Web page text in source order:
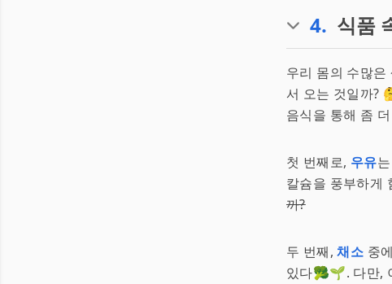
4. 식품
우리 몸의 수많
서 오는 것일까?
음식을 통해 좀
첫 번째로, 우유
칼슘을 풍부하게
까?
두 번째,채소 중
있다🥦🌱. 다만,